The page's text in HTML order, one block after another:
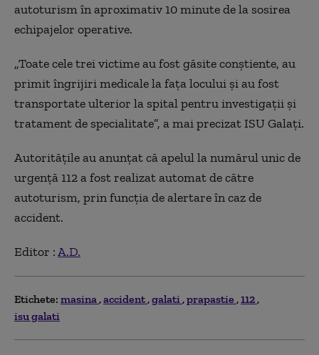
autoturism în aproximativ 10 minute de la sosirea
echipajelor operative.
„Toate cele trei victime au fost găsite conştiente, au
primit îngrijiri medicale la faţa locului şi au fost
transportate ulterior la spital pentru investigaţii şi
tratament de specialitate”, a mai precizat ISU Galați.
Autoritățile au anunțat că apelul la numărul unic de
urgență 112 a fost realizat automat de către
autoturism, prin funcția de alertare în caz de
accident.
Editor :A.D.
Etichete: masina accident galati prapastie 112
isu galati